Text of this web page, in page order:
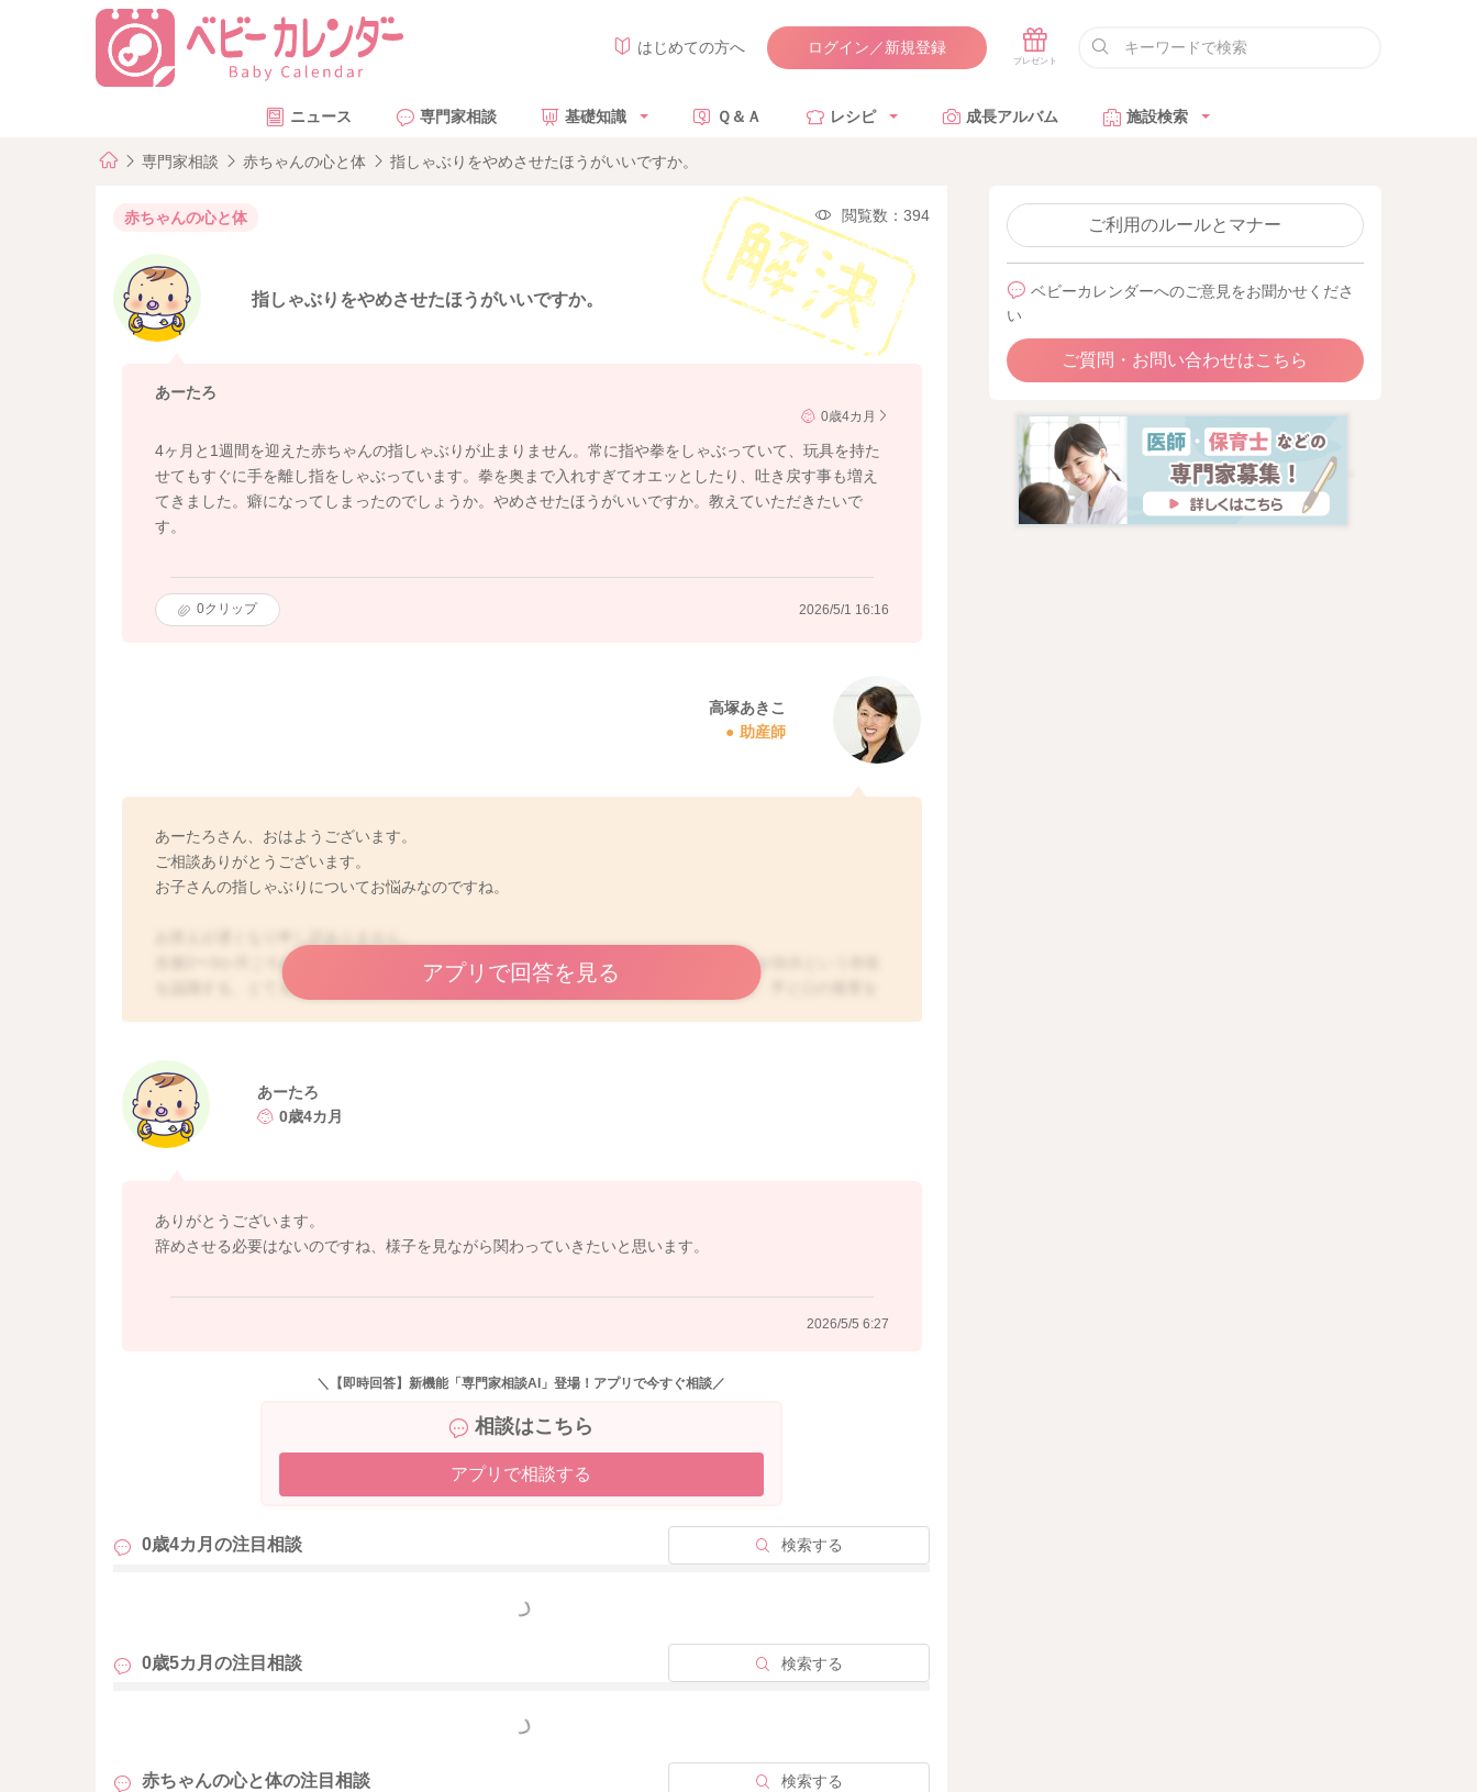
はじめての方へ ログイン／新規登録
ニュース 専門家相談 基礎知識 Ｑ＆Ａ レシピ 成長アルバム 施設検索
専門家相談 赤ちゃんの心と体 指しゃぶりをやめさせたほうがいいですか。
赤ちゃんの心と体 閲覧数：394
指しゃぶりをやめさせたほうがいいですか。
あーたろ
0歳4カ月
4ヶ月と1週間を迎えた赤ちゃんの指しゃぶりが止まりません。常に指や拳をしゃぶっていて、玩具を持た
せてもすぐに手を離し指をしゃぶっています。拳を奥まで入れすぎてオエッとしたり、吐き戻す事も増え
てきました。癖になってしまったのでしょうか。やめさせたほうがいいですか。教えていただきたいで
す。
0クリップ 2026/5/1 16:16
高塚あきこ
助産師
あーたろさん、おはようございます。
ご相談ありがとうございます。
お子さんの指しゃぶりについてお悩みなのですね。
生後2〜3か月ごろから、お子さんは指しゃぶりをよくするようになりますね。お子さんが自分という存在
を認識する、とても重要な発達段階と言われています。また、指しゃぶりをすることで、手と口の発育を
配になるかと思いますが、今の月齢の指しゃぶりは見守りで問題ないですよ。お子さんが成長して、ハイ
ハイをするようになると、手を使うことも多くなり、指しゃぶりをしなくなるお子さんも多いですし、お
子さんはより自発的にさまざまな情報や言語を集め始めるため、指しゃぶり以外のことに興味を持つよう
になってきます。ですので、今はまだ、お子さんの重要な発達段階として、温かく見守っていただければ
アプリで回答を見る
あーたろ
0歳4カ月
ありがとうございます。
辞めさせる必要はないのですね、様子を見ながら関わっていきたいと思います。
2026/5/5 6:27
＼【即時回答】新機能「専門家相談AI」登場！アプリで今すぐ相談／
相談はこちら
アプリで相談する
0歳4カ月の注目相談 検索する
もっと見る
0歳5カ月の注目相談 検索する
もっと見る
赤ちゃんの心と体の注目相談 検索する
ご利用のルールとマナー
ベビーカレンダーへのご意見をお聞かせくださ
い
ご質問・お問い合わせはこちら